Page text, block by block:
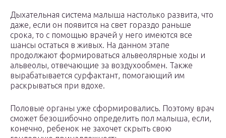
Дыхательная система малыша настолько развита, что
даже, если он появится на свет гораздо раньше
срока, то с помощью врачей у него имеются все
шансы остаться в живых. На данном этапе
продолжают формироваться альвеолярные ходы и
альвеолы, отвечающие за воздухообмен. Также
вырабатывается сурфактант, помогающий им
раскрываться при вдохе.
Половые органы уже сформировались. Поэтому врач
сможет безошибочно определить пол малыша, если,
конечно, ребенок не захочет скрыть свою